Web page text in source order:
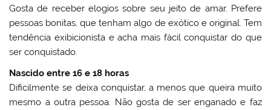
Gosta de receber elogios sobre seu jeito de amar. Prefere
pessoas bonitas, que tenham algo de exótico e original. Tem
tendência exibicionista e acha mais fácil conquistar do que
ser conquistado.
Nascido entre 16 e 18 horas
Dificilmente se deixa conquistar, a menos que queira muito
mesmo a outra pessoa. Não gosta de ser enganado e faz